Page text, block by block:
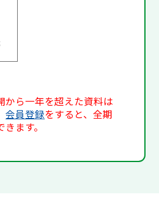
から一年を超えた資料は
会員登録をすると、全期
ます。